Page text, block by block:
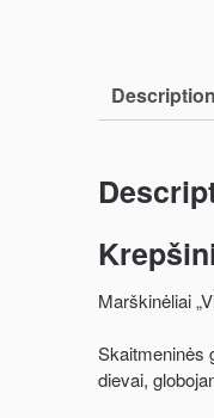
Description
Marškinėliai
Skaitmeninės
dievai,